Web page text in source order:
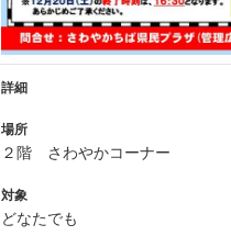
詳細
場所
２階 さわやかコーナー
対象
どなたでも